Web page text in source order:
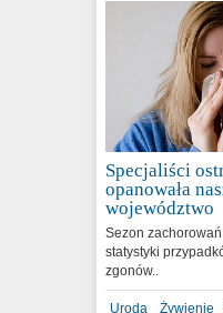
Specjaliści
opanowała
województwo
Sezon
statystyki
zgonów..
Uroda Żywienie